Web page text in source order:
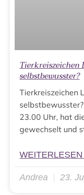
Tierkreiszeichen
selbstbewusster?
Tierkreiszeichen
23.00 Uhr, hat
gewechselt und
Andrea 23.